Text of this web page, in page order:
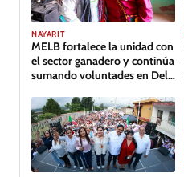
NAYARIT
MELB fortalece la unidad con
el sector ganadero y continúa
sumando voluntades en Del